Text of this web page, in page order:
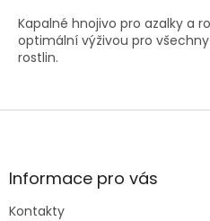
Kapalné hnojivo pro azalky a
optimální výživou pro
rostlin.
Z
aInformace pro vás
Kontakty